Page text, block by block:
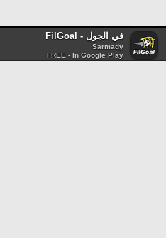
في الجول - FilGoal
Sarmady
FREE - In Google Play